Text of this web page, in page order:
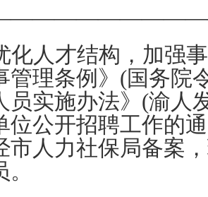
人才结构，加强
管理条例》(国务院
员实施办法》(渝人
位公开招聘工作的
市人力社保局备案